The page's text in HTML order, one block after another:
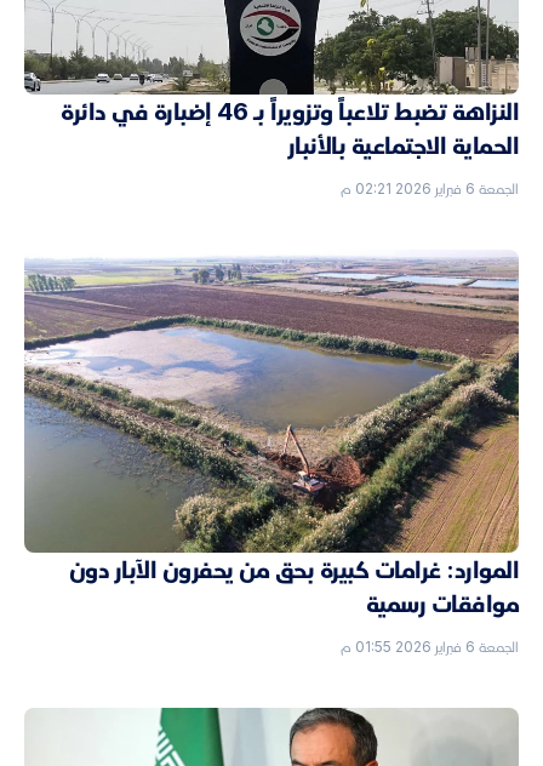
النزاهة تضبط تلاعباً وتزويراً بـ 46 إضبارة في دائرة
الحماية الاجتماعية بالأنبار
الجمعة 6 فبراير 2026 02:21 م
الموارد: غرامات كبيرة بحق من يحفرون الآبار دون
موافقات رسمية
الجمعة 6 فبراير 2026 01:55 م